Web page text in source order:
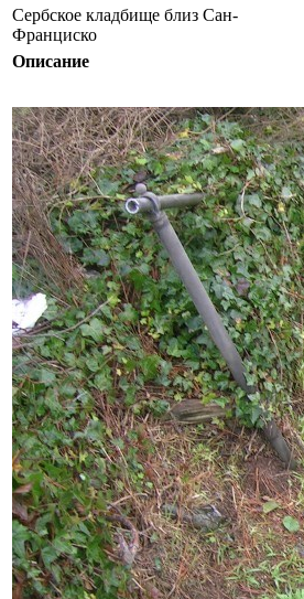
Сербское кладбище близ Сан-
Франциско
Описание